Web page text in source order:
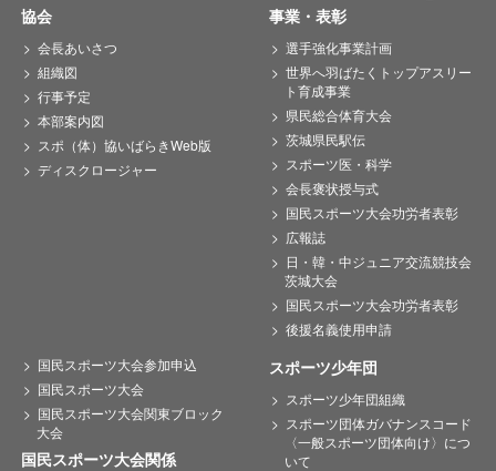
協会
会長あいさつ
組織図
行事予定
本部案内図
スポ（体）協いばらきWeb版
ディスクロージャー
事業・表彰
選手強化事業計画
世界へ羽ばたくトップアスリー
ト育成事業
県民総合体育大会
茨城県民駅伝
スポーツ医・科学
会長褒状授与式
国民スポーツ大会功労者表彰
広報誌
日・韓・中ジュニア交流競技会
茨城大会
国民スポーツ大会功労者表彰
後援名義使用申請
国民スポーツ大会参加申込
国民スポーツ大会
国民スポーツ大会関東ブロック
大会
国民スポーツ大会関係
スポーツ少年団
スポーツ少年団組織
スポーツ団体ガバナンスコード
〈一般スポーツ団体向け〉につ
いて